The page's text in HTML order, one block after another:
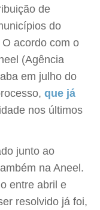
de
do
acordo com o
(Agência
em julho do
que já
nos últimos
junto ao
na Aneel.
entre abril e
resolvido já foi,